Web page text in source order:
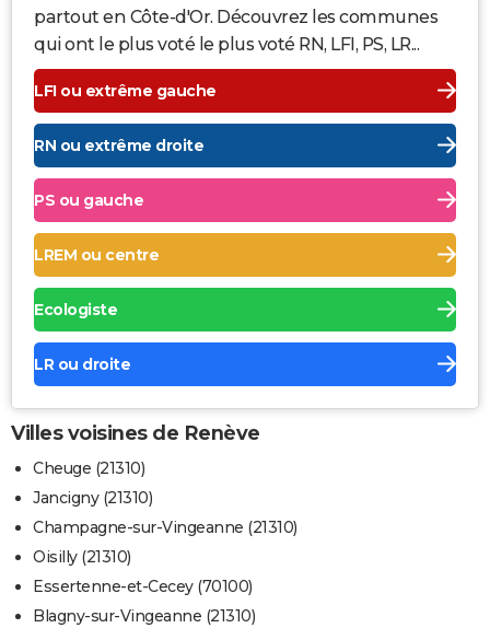
partout en Côte-d'Or. Découvrez les communes
qui ont le plus voté le plus voté RN, LFI, PS, LR...
LFI ou extrême gauche
RN ou extrême droite
PS ou gauche
LREM ou centre
Ecologiste
LR ou droite
Villes voisines de Renève
Cheuge (21310)
Jancigny (21310)
Champagne-sur-Vingeanne (21310)
Oisilly (21310)
Essertenne-et-Cecey (70100)
Blagny-sur-Vingeanne (21310)